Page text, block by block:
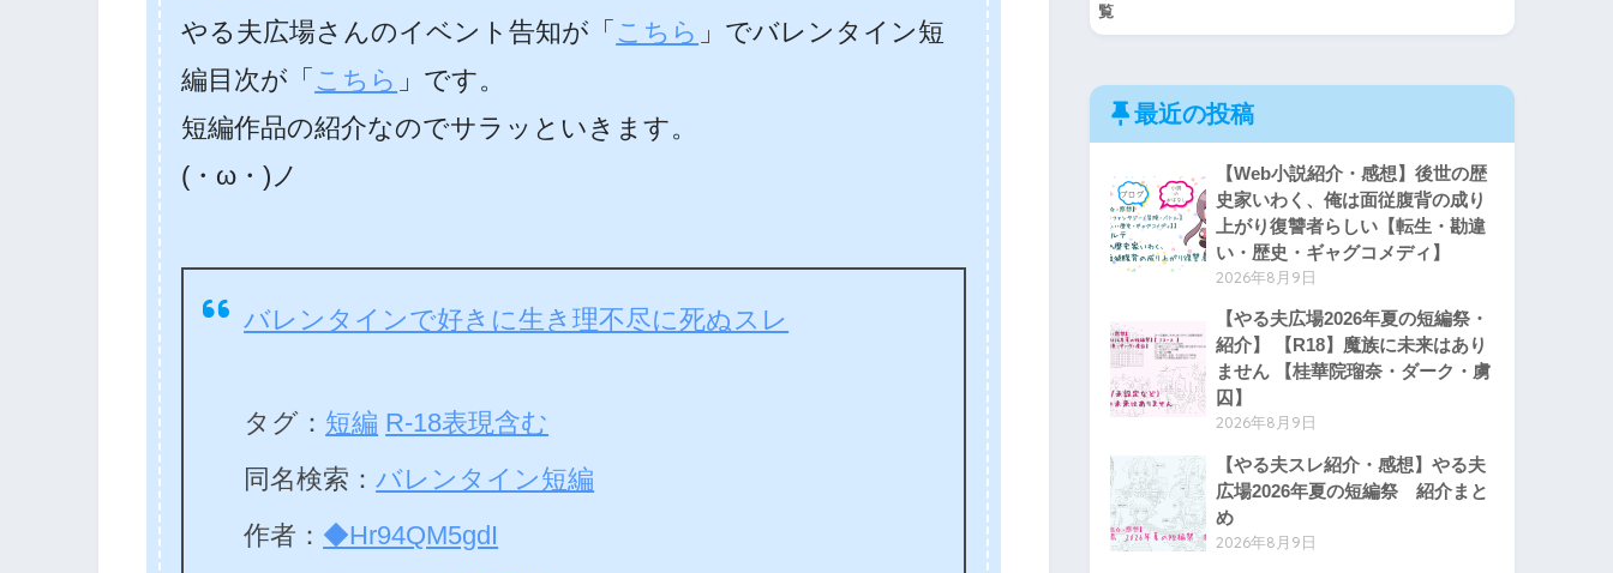
やる夫広場さんのイベント告知が「 こちら 」でバレンタイン短
編目次が「 こちら 」です。
短編作品の紹介なのでサラッといきます。
(・ω・)ノ
バレンタインで好きに生き理不尽に死ぬスレ
タグ： 短編 R-18表現含む
同名検索：バレンタイン短編
作者： ◆Hr94QM5gdI
覧
最近の投稿
【Web小説紹介・感想】後世の歴
史家いわく、俺は面従腹背の成り
上がり復讐者らしい【転生・勘違
い・歴史・ギャグコメディ】
2026年8月9日
【やる夫広場2026年夏の短編祭・
紹介】 【R18】魔族に未来はあり
ません 【桂華院瑠奈・ダーク・虜
囚】
2026年8月9日
【やる夫スレ紹介・感想】やる夫
広場2026年夏の短編祭 紹介まと
め
2026年8月9日